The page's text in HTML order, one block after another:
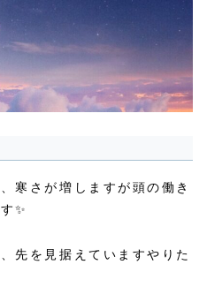
寒さが増しますが頭の働き
✨
先を見据えていますやりた